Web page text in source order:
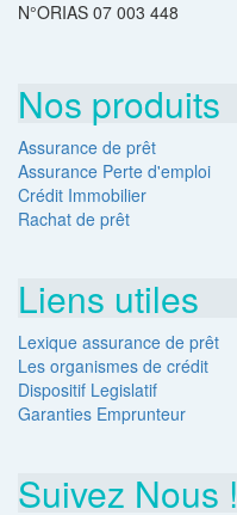
N°ORIAS 07 003 448
Nos produits
Assurance de prêt
Assurance Perte d'emploi
Crédit Immobilier
Rachat de prêt
Liens utiles
Lexique assurance de prêt
Les organismes de crédit
Dispositif Legislatif
Garanties Emprunteur
Suivez Nous !